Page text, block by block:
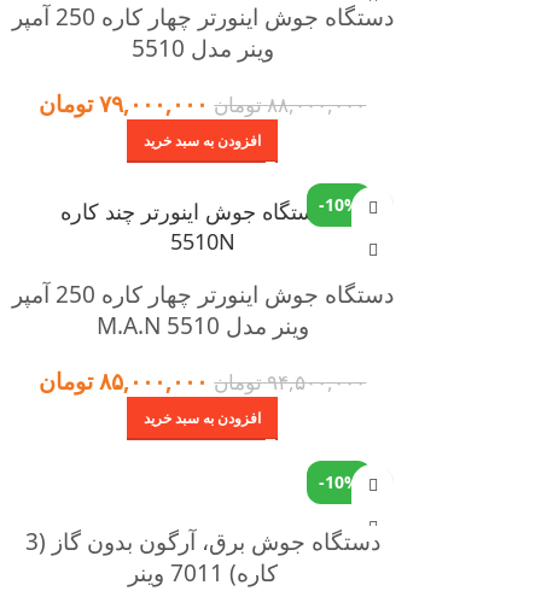
دستگاه جوش اینورتر چهار کاره 250 آمپر
وینر مدل 5510
۸۸,۰۰۰,۰۰۰تومان ۷۹,۰۰۰,۰۰۰تومان
افزودن به سبد خرید
-10%
دستگاه جوش اینورتر چهار کاره 250 آمپر
وینر مدل 5510 M.A.N
۹۴,۵۰۰,۰۰۰تومان ۸۵,۰۰۰,۰۰۰تومان
افزودن به سبد خرید
-10%
دستگاه جوش برق، آرگون بدون گاز (3
کاره) 7011 وینر